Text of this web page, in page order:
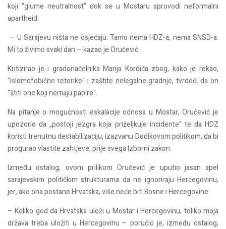
koji "glume neutralnost" dok se u Mostaru sprovodi neformalni
apartheid.
– U Sarajevu ništa ne osjećaju. Tamo nema HDZ-a, nema SNSD-a.
Mi to živimo svaki dan – kazao je Oručević.
Kritizirao je i gradonačelnika Marija Kordića zbog, kako je rekao,
"islomofobične retorike" i zaštite nelegalne gradnje, tvrdeći da on
"štiti one koji nemaju papire".
Na pitanje o mogućnosti eskalacije odnosa u Mostar, Oručević je
upozorio da „postoji jezgra koja priželjkuje incidente“ te da HDZ
koristi trenutnu destabilizaciju, izazvanu Dodikovom politikom, da bi
progurao vlastite zahtjeve, prije svega Izborni zakon.
Između ostalog, ovom prilikom Oručević je uputio jasan apel
sarajevskim političkim strukturama da ne ignoriraju Hercegovinu,
jer, ako ona postane Hrvatska, više neće biti Bosne i Hercegovine.
– Koliko god da Hrvatska uloži u Mostar i Hercegovinu, toliko moja
država treba uložiti u Hercegovinu – poručio je, između ostalog,